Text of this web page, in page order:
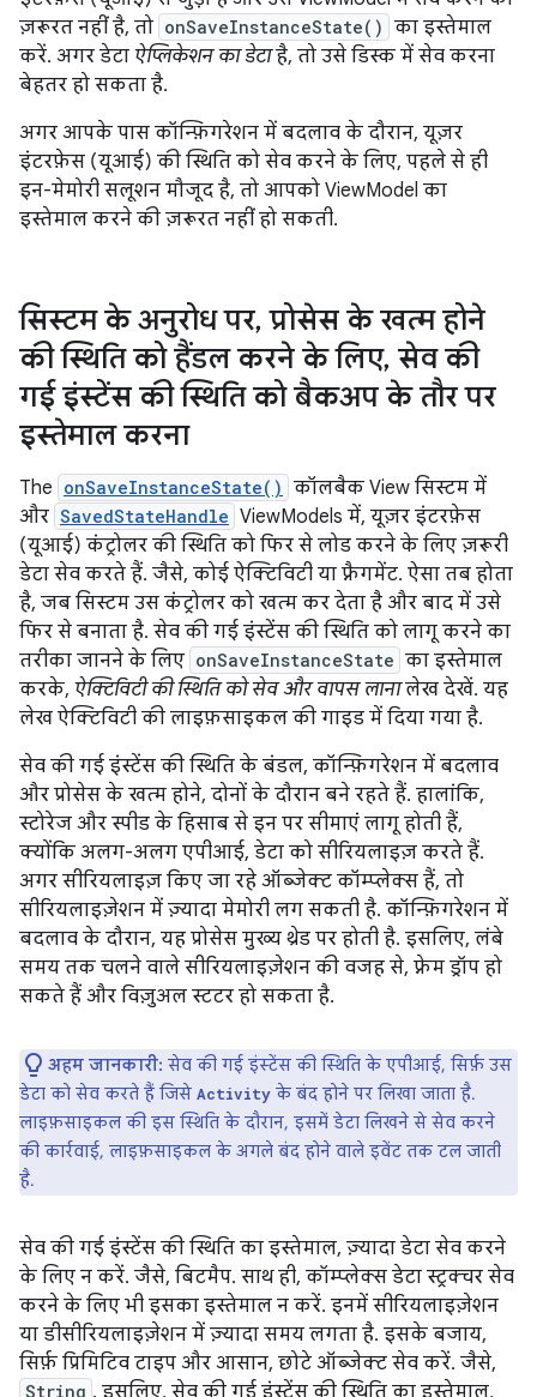
ज़रूरत नहीं है, तो onSaveInstanceState() का इस्तेमाल
करें. अगर डेटा ऐप्लिकेशन का डेटाहै, तो उसे डिस्क में सेव करना
बेहतर हो सकता है.
अगर आपके पास कॉन्फ़िगरेशन में बदलाव के दौरान, यूज़र
इंटरफ़ेस (यूआई) की स्थिति को सेव करने के लिए, पहले से ही
इन-मेमोरी सलूशन मौजूद है, तो आपको ViewModel का
इस्तेमाल करने की ज़रूरत नहीं हो सकती.
सिस्टम के अनुरोध पर, प्रोसेस के खत्म होने
की स्थिति को हैंडल करने के लिए, सेव की
गई इंस्टेंस की स्थिति को बैकअप के तौर पर
इस्तेमाल करना
The onSaveInstanceState() कॉलबैक View सिस्टम में
और SavedStateHandle ViewModels में, यूज़र इंटरफ़ेस
(यूआई) कंट्रोलर की स्थिति को फिर से लोड करने के लिए ज़रूरी
डेटा सेव करते हैं. जैसे, कोई ऐक्टिविटी या फ़्रैगमेंट. ऐसा तब होता
है, जब सिस्टम उस कंट्रोलर को खत्म कर देता है और बाद में उसे
फिर से बनाता है. सेव की गई इंस्टेंस की स्थिति को लागू करने का
तरीका जानने के लिए onSaveInstanceState का इस्तेमाल
करके, ऐक्टिविटी की स्थिति को सेव और वापस लानालेख देखें. यह
लेख ऐक्टिविटी की लाइफ़साइकल की गाइड में दिया गया है.
सेव की गई इंस्टेंस की स्थिति के बंडल, कॉन्फ़िगरेशन में बदलाव
और प्रोसेस के खत्म होने, दोनों के दौरान बने रहते हैं. हालांकि,
स्टोरेज और स्पीड के हिसाब से इन पर सीमाएं लागू होती हैं,
क्योंकि अलग-अलग एपीआई, डेटा को सीरियलाइज़ करते हैं.
अगर सीरियलाइज़ किए जा रहे ऑब्जेक्ट कॉम्प्लेक्स हैं, तो
सीरियलाइज़ेशन में ज़्यादा मेमोरी लग सकती है. कॉन्फ़िगरेशन में
बदलाव के दौरान, यह प्रोसेस मुख्य थ्रेड पर होती है. इसलिए, लंबे
समय तक चलने वाले सीरियलाइज़ेशन की वजह से, फ़्रेम ड्रॉप हो
सकते हैं और विज़ुअल स्टटर हो सकता है.
अहम जानकारी: सेव की गई इंस्टेंस की स्थिति के एपीआई, सिर्फ़ उस
डेटा को सेव करते हैं जिसे Activity के बंद होने पर लिखा जाता है.
लाइफ़साइकल की इस स्थिति के दौरान, इसमें डेटा लिखने से सेव करने
की कार्रवाई, लाइफ़साइकल के अगले बंद होने वाले इवेंट तक टल जाती
है.
सेव की गई इंस्टेंस की स्थिति का इस्तेमाल, ज़्यादा डेटा सेव करने
के लिए न करें. जैसे, बिटमैप. साथ ही, कॉम्प्लेक्स डेटा स्ट्रक्चर सेव
करने के लिए भी इसका इस्तेमाल न करें. इनमें सीरियलाइज़ेशन
या डीसीरियलाइज़ेशन में ज़्यादा समय लगता है. इसके बजाय,
सिर्फ़ प्रिमिटिव टाइप और आसान, छोटे ऑब्जेक्ट सेव करें. जैसे,
String . इसलिए, सेव की गई इंस्टेंस की स्थिति का इस्तेमाल,